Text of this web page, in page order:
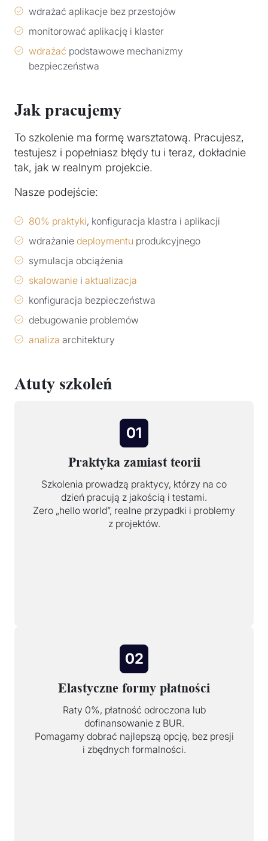
wdrażać aplikacje bez przestojów
monitorować aplikację i klaster
wdrażać podstawowe mechanizmy
bezpieczeństwa
Jak pracujemy
To szkolenie ma formę warsztatową. Pracujesz,
testujesz i popełniasz błędy tu i teraz, dokładnie
tak, jak w realnym projekcie.
Nasze podejście:
80% praktyki, konfiguracja klastra i aplikacji
wdrażanie deploymentu produkcyjnego
symulacja obciążenia
skalowanie i aktualizacja
konfiguracja bezpieczeństwa
debugowanie problemów
analiza architektury
Atuty szkoleń
01
Praktyka zamiast teorii
Szkolenia prowadzą praktycy, którzy na co
dzień pracują z jakością i testami.
Zero „hello world”, realne przypadki i problemy
z projektów.
02
Elastyczne formy płatności
Raty 0%, płatność odroczona lub
dofinansowanie z BUR.
Pomagamy dobrać najlepszą opcję, bez presji
i zbędnych formalności.